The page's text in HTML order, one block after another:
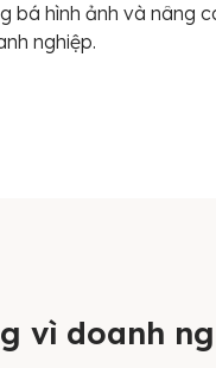
bá hình ảnh và nâng
nghiệp.
vì doanh